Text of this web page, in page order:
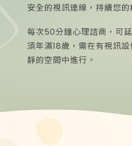
安全的視訊連線，持續您的
每次50分鐘心理諮商，可
須年滿18歲，需在有視訊
靜的空間中進行。